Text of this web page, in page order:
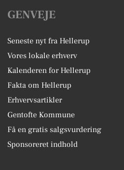
GENVEJE
Seneste nyt fra Hellerup
Vores lokale erhverv
Kalenderen for Hellerup
Fakta om Hellerup
Erhvervsartikler
Gentofte Kommune
Få en gratis salgsvurdering
Sponsoreret indhold